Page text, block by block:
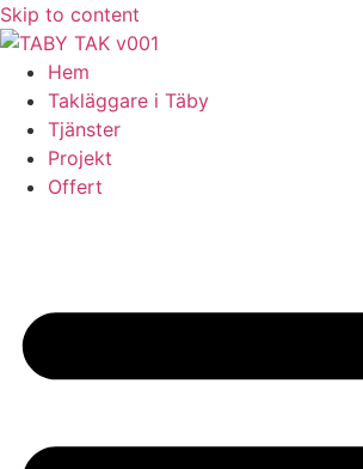
Skip to content
Hem
Takläggare i Täby
Tjänster
Projekt
Offert